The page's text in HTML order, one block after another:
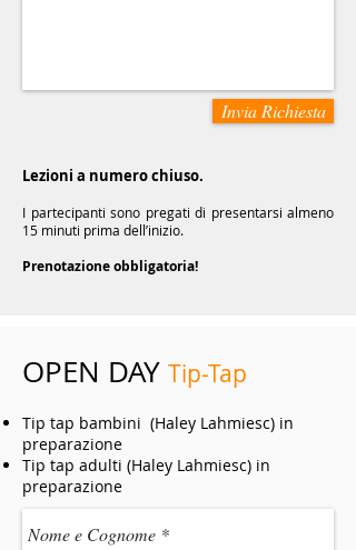
Invia Richiesta
Lezioni a numero chiuso.
I partecipanti sono pregati di presentarsi almeno
15 minuti prima dell’inizio.
Prenotazione obbligatoria!
OPEN DAY Tip-Tap
Tip tap bambini (Haley Lahmiesc) in
preparazione
Tip tap adulti (Haley Lahmiesc) in
preparazione